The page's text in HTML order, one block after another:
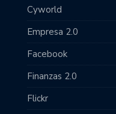
Cyworld
Empresa 2.0
Facebook
Finanzas 2.0
Flickr